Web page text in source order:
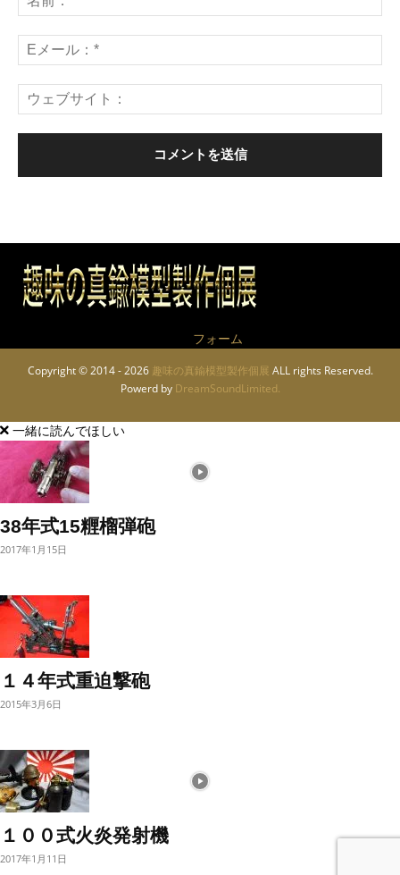
フォーム
Copyright © 2014 - 2026 趣味の真鍮模型製作個展 ALL rights Reserved.
Powerd by DreamSoundLimited.
一緒に読んでほしい
38年式15糎榴弾砲
2017年1月15日
１４年式重迫撃砲
2015年3月6日
１００式火炎発射機
2017年1月11日